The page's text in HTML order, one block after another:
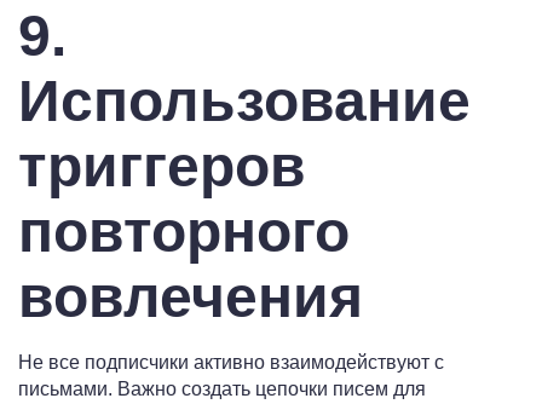
9.
Использование
триггеров
повторного
вовлечения
Не все подписчики активно взаимодействуют с
письмами. Важно создать цепочки писем для